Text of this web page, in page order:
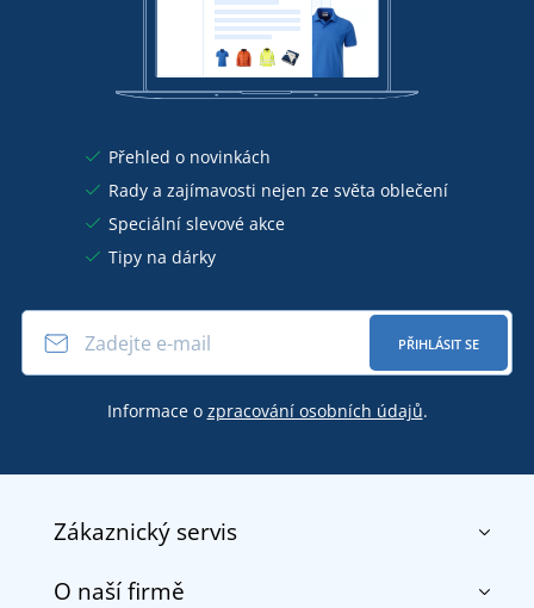
Přehled o novinkách
Rady a zajímavosti nejen ze světa oblečení
Speciální slevové akce
Tipy na dárky
PŘIHLÁSIT SE
Informace o zpracování osobních údajů.
Zákaznický servis
Kontakt
O naší firmě